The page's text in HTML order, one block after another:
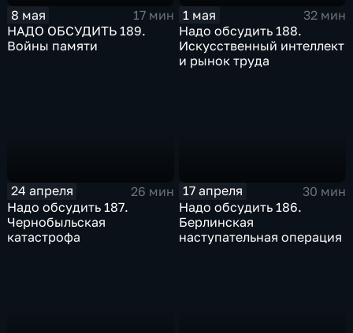
8 мая
17 мин
НАДО ОБСУДИТЬ 189.
Войны памяти
1 мая
32 мин
Надо обсудить 188.
Искусственный интеллект
и рынок труда
24 апреля
26 мин
Надо обсудить 187.
Чернобыльская
катастрофа
17 апреля
30 мин
Надо обсудить 186.
Берлинская
наступательная операция